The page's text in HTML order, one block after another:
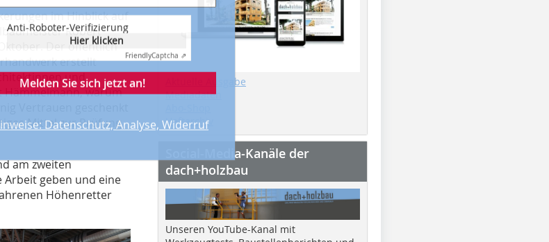
im Hinblick auf
Robert
Der öffentlich
erstellt
und
Hämmelmann, warum
Vertrauen geschenkt
Mittel zur Prüfung
am zweiten
Arbeit geben und eine
Höhenretter
Aktuelle Ausgabe
Mediadaten
Heftarchiv
Social-Media-Kanäle der
dach+holzbau
Unseren YouTube-Kanal mit